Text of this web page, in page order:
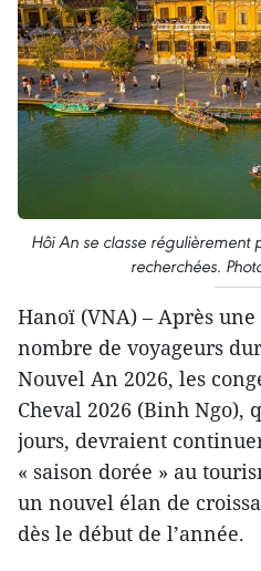
Hôi An se classe régulièrement
recherchées.
Hanoï (VNA) – Après
nombre de voyageurs
Nouvel An 2026, les
Cheval 2026 (Binh Ngo),
jours, devraient
« saison dorée » au
un nouvel élan de
dès le début de l’année.